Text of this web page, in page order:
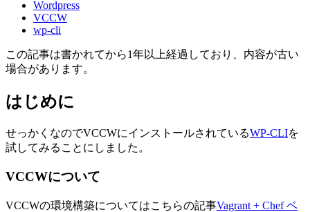
Wordpress
VCCW
wp-cli
この記事は書かれてから1年以上経過しており、内容が古い
場合があります。
はじめに
せっかくなのでVCCWにインストールされているWP-CLIを
試してみることにしました。
VCCWについて
VCCWの環境構築についてはこちらの記事Vagrant + Chef ベ